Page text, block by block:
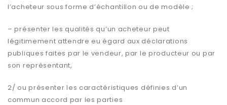
l’acheteur sous forme d’échantillon ou de modèle ;
– présenter les qualités qu’un acheteur peut
légitimement attendre eu égard aux déclarations
publiques faites par le vendeur, par le producteur ou par
son représentant,
2/ ou présenter les caractéristiques définies d’un
commun accord par les parties